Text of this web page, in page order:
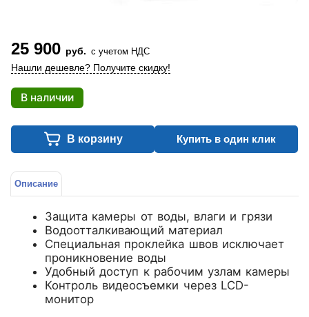
25 900 руб. с учетом НДС
Нашли дешевле? Получите скидку!
В наличии
В корзину Купить в один клик
Описание
Защита камеры от воды, влаги и грязи
Водоотталкивающий материал
Специальная проклейка швов исключает
проникновение воды
Удобный доступ к рабочим узлам камеры
Контроль видеосъемки через LCD-
монитор